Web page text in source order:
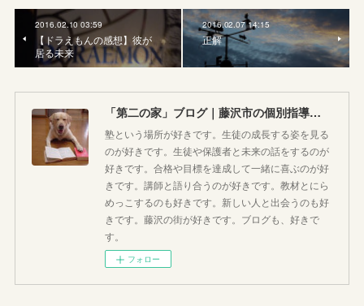
2016.02.10 03:59
【ドラえもんの感想】彼が
居る未来
2016.02.07 14:15
正解
「第二の家」ブログ｜藤沢市の個別指導塾のお話
塾という場所が好きです。生徒の成長する姿を見る
のが好きです。生徒や保護者と未来の話をするのが
好きです。合格や目標を達成して一緒に喜ぶのが好
きです。講師と語り合うのが好きです。教材とにら
めっこするのも好きです。新しい人と出会うのも好
きです。藤沢の街が好きです。ブログも、好きで
す。
フォロー